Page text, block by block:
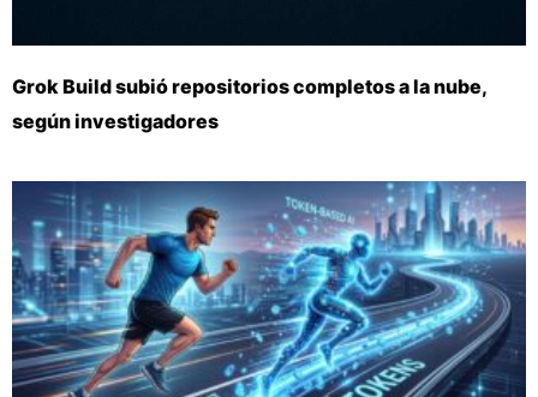
Grok Build subió repositorios completos a la nube,
según investigadores